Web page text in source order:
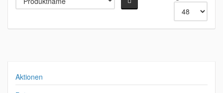
Aktionen